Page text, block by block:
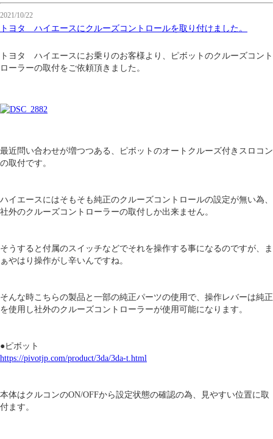
2021/10/22
トヨタ ハイエースにクルーズコントロールを取り付けました。
トヨタ ハイエースにお乗りのお客様より、ピボットのクルーズコント
ローラーの取付をご依頼頂きました。
最近問い合わせが増つつある、ピボットのオートクルーズ付きスロコン
の取付です。
ハイエースにはそもそも純正のクルーズコントロールの設定が無い為、
社外のクルーズコントローラーの取付しか出来ません。
そうすると付属のスイッチなどでそれを操作する事になるのですが、ま
ぁやはり操作がし辛いんですね。
そんな時こちらの製品と一部の純正パーツの使用で、操作レバーは純正
を使用し社外のクルーズコントローラーが使用可能になります。
●ピボット
https://pivotjp.com/product/3da/3da-t.html
本体はクルコンのON/OFFから設定状態の確認の為、見やすい位置に取
付ます。